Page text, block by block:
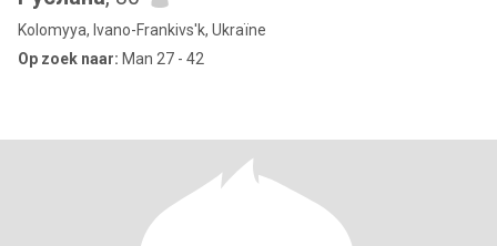
Kolomyya, Ivano-Frankivs'k, Ukraïne
Op zoek naar: Man 27 - 42